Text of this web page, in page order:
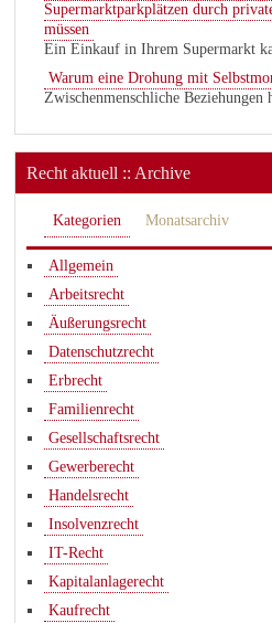
Supermarktparkplätzen durch
müssen
Ein Einkauf in Ihrem Supermarkt
Warum eine Drohung mit
Zwischenmenschliche Beziehungen
Recht aktuell :: Archive
Kategorien Monatsarchiv
Allgemein
Arbeitsrecht
Äußerungsrecht
Datenschutzrecht
Erbrecht
Familienrecht
Gesellschaftsrecht
Gewerberecht
Handelsrecht
Insolvenzrecht
IT-Recht
Kapitalanlagerecht
Kaufrecht